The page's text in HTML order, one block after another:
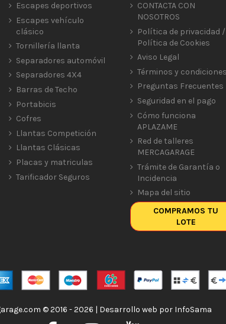
Escapes deportivos
Escapes vehículo
clásico
Tornillería llanta
Separadores automóvil
Separadores 4X4
Barras de Techo
Portabicis
Cofres
Llantas Competición
Llantas Clásicas
Placas y matriculas
Tarificador Seguros
CONTACTA CON
NOSOTROS
Política de privacidad /
Política de Cookies
Aviso Legal
Términos y condiciones
Preguntas Frecuentes
Seguridad en el pago
Cómo funciona
APLAZAME
Red de talleres
MERCAGARAGE
Trámite de Garantía o
Incidencia
Mapa del sitio
COMPRAMOS TU
LOTE
© 2016 - 2026 | Desarrollo web por InfoSama